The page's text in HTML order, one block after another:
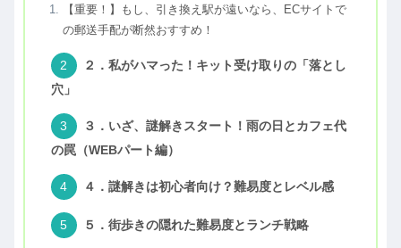
【重要！】もし、引き換え駅が遠いなら、ECサイトで
の郵送手配が断然おすすめ！
２．私がハマった！キット受け取りの「落とし
穴」
３．いざ、謎解きスタート！雨の日とカフェ代
の罠（WEBパート編）
４．謎解きは初心者向け？難易度とレベル感
５．街歩きの隠れた難易度とランチ戦略